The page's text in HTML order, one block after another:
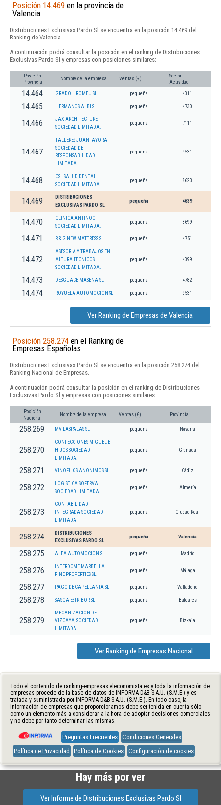
Posición 14.469 en la provincia de
Valencia
Distribuciones Exclusivas Pardo Sl se encuentra en la posición 14.469 del
Ranking de Valencia.
A continuación podrá consultar la posición en el ranking de Distribuciones
Exclusivas Pardo Sl y empresas con posiciones similares:
Posición
Provincia
Nombre de la empresa Ventas (€)
Sector
Actividad
14.464 GRADOLI ROMEU SL pequeña 4311
14.465 HERMANOS ALBI SL pequeña 4730
14.466
JAX ARCHITECTURE
SOCIEDAD LIMITADA.
pequeña 7111
14.467
TALLERES JUANI AYORA
SOCIEDAD DE
RESPONSABILIDAD
LIMITADA.
pequeña 9531
14.468
CSL SALUD DENTAL
SOCIEDAD LIMITADA.
pequeña 8623
14.469
DISTRIBUCIONES
EXCLUSIVAS PARDO SL
pequeña 4639
14.470
CLINICA ANTINOO
SOCIEDAD LIMITADA.
pequeña 8699
14.471 R & G NEW MATTRESS SL. pequeña 4751
14.472
ASESORIA Y TRABAJOS EN
ALTURA TECNICOS
SOCIEDAD LIMITADA.
pequeña 4399
14.473 DESGUACE MASENA SL pequeña 4782
14.474 ROYUELA AUTOMOCION SL pequeña 9531
Ver Ranking de Empresas de Valencia
Posición 258.274 en el Ranking de
Empresas Españolas
Distribuciones Exclusivas Pardo Sl se encuentra en la posición 258.274 del
Ranking Nacional de Empresas.
A continuación podrá consultar la posición en el ranking de Distribuciones
Exclusivas Pardo Sl y empresas con posiciones similares:
Posición
Nacional
Nombre de la empresa Ventas (€) Provincia
258.269 MV LASPALAS SL pequeña Navarra
258.270
CONFECCIONES MIGUEL E
HIJOS SOCIEDAD
LIMITADA.
pequeña Granada
258.271 VINOFILOS ANONIMOS SL pequeña Cádiz
258.272
LOGISTICA SOFERVAL
SOCIEDAD LIMITADA.
pequeña Almería
258.273
CONTABILIDAD
INTEGRADA SOCIEDAD
LIMITADA
pequeña Ciudad Real
258.274
DISTRIBUCIONES
EXCLUSIVAS PARDO SL
pequeña Valencia
258.275 ALEA AUTOMOCION SL. pequeña Madrid
258.276
INTERDOME MARBELLA
FINE PROPERTIES SL.
pequeña Málaga
258.277 PAGO DE CAPELLANIA SL pequeña Valladolid
258.278 SASGA ESTRIBOR SL pequeña Baleares
258.279
MECANIZACION DE
VIZCAYA, SOCIEDAD
LIMITADA
pequeña Bizkaia
Ver Ranking de Empresas Nacional
Todo el contenido de ranking-empresas.eleconomista.es y toda la información de
empresas procede de la base de datos de INFORMA D&B S.A.U. (S.M.E.) y es
tratada y suministrada por INFORMA D&B S.A.U. (S.M.E.). En todo caso, la
información de empresas que proporcionamos debe ser tenida en cuenta sólo
como un elemento más a considerar a la hora de adoptar decisiones comerciales
y no debe por tanto determinar las mismas.
Preguntas Frecuentes Condiciones Generales
Política de Privacidad
Política de Cookies Configuración de cookies
Hay más por ver
Ver Informe de Distribuciones Exclusivas Pardo Sl